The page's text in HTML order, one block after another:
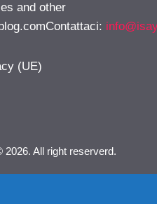
and other
:
(UE)
All right reserverd.